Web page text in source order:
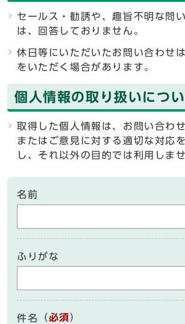
セールス・勧誘や、趣旨不明な問
は、回答しておりません。
休日等にいただいたお問い合わせ
をいただく場合があります。
個人情報の取り扱いにつ
取得した個人情報は、お問い合わ
またはご意見に対する適切な対応
し、それ以外の目的では利用しませ
名前
ふりがな
件名 （必須）